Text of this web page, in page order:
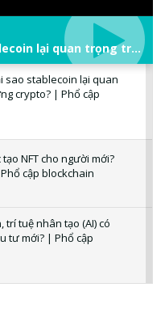
Stablecoin là gì? Tại sao stablecoin lại quan trọng trong thị trường crypto? | Phổ cập Blockchain
sao stablecoin lại quan
crypto? | Phổ cập
tạo NFT cho người mới?
cập blockchain
trí tuệ nhân tạo (AI) có
tư mới? | Phổ cập